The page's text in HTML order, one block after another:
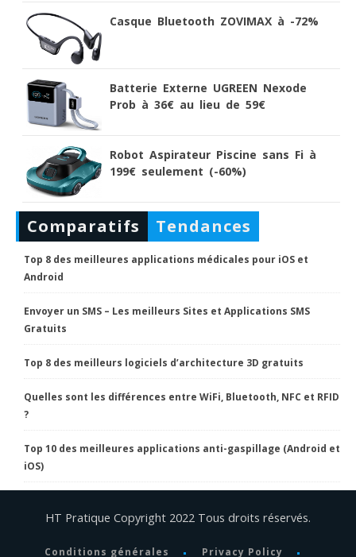
Casque Bluetooth ZOVIMAX à -72%
Batterie Externe UGREEN Nexode
Prob à 36€ au lieu de 59€
Robot Aspirateur Piscine sans Fi à
199€ seulement (-60%)
Comparatifs Tendances
Top 8 des meilleures applications médicales pour iOS et
Android
Envoyer un SMS – Les meilleurs Sites et Applications SMS
Gratuits
Top 8 des meilleurs logiciels d’architecture 3D gratuits
Quelles sont les différences entre WiFi, Bluetooth, NFC et RFID
?
Top 10 des meilleures applications anti-gaspillage (Android et
iOS)
HT Pratique Copyright 2022 Tous droits réservés.
Conditions générales Privacy Policy